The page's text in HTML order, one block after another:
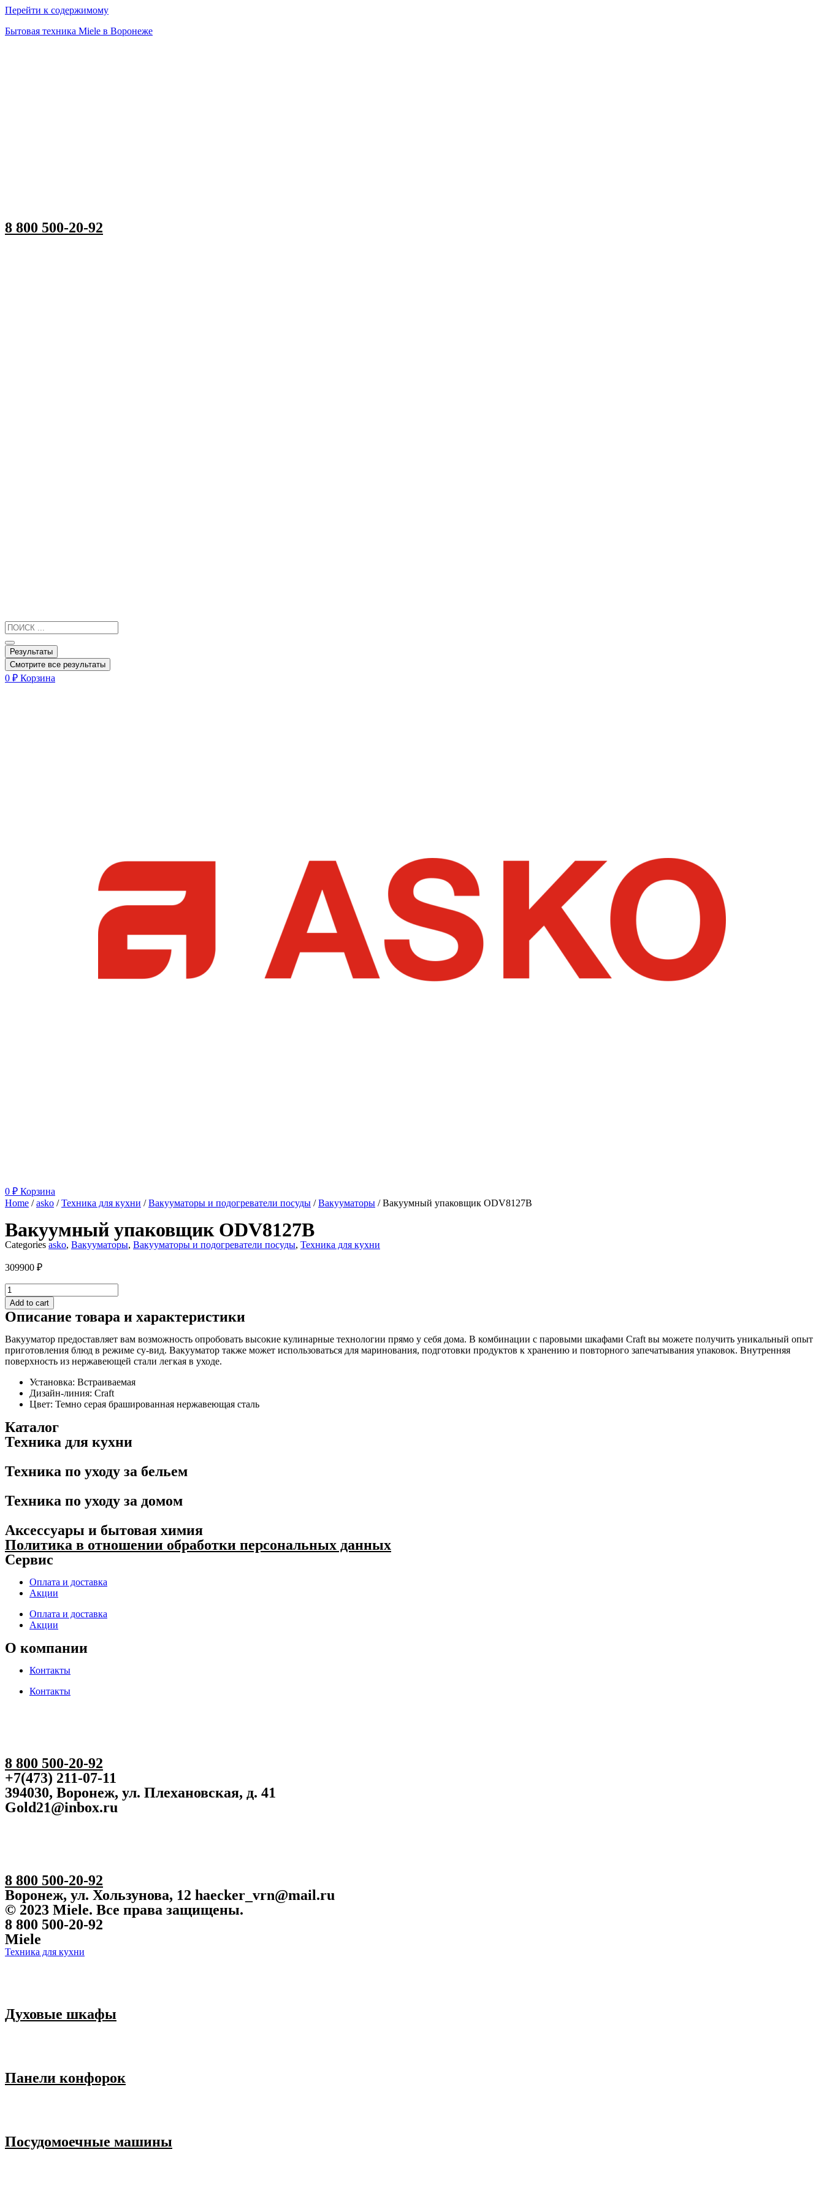
Перейти к содержимому
Бытовая техника Miele в Воронеже
8 800 500-20-92
Результаты
Смотрите все результаты
0 ₽ Корзина
0 ₽ Корзина
Home /asko /Техника для кухни /Вакууматоры и подогреватели посуды /Вакууматоры / Вакуумный упаковщик ODV8127B
Вакуумный упаковщик ODV8127B
Categories asko, Вакууматоры, Вакууматоры и подогреватели посуды, Техника для кухни
309900 ₽
Вакуумный
упаковщик
ODV8127B
quantity
Add to cart
Описание товара и характеристики
Вакууматор предоставляет вам возможность опробовать высокие кулинарные технологии прямо у себя дома. В комбинации с паровыми шкафами Craft вы можете получить уникальный опыт
приготовления блюд в режиме су-вид. Вакууматор также может использоваться для маринования, подготовки продуктов к хранению и повторного запечатывания упаковок. Внутренняя
поверхность из нержавеющей стали легкая в уходе.
Установка: Встраиваемая
Дизайн-линия: Craft
Цвет: Темно серая брашированная нержавеющая сталь
Каталог
Техника для кухни
Техника по уходу за бельем
Техника по уходу за домом
Аксессуары и бытовая химия
Политика в отношении обработки персональных данных
Сервис
Оплата и доставка
Акции
Оплата и доставка
Акции
О компании
Контакты
Контакты
8 800 500-20-92
+7(473) 211-07-11
394030, Воронеж, ул. Плехановская, д. 41
Gold21@inbox.ru
8 800 500-20-92
Воронеж, ул. Хользунова, 12 haecker_vrn@mail.ru
© 2023 Miele. Все права защищены.
8 800 500-20-92
Miele
Техника для кухни
Духовые шкафы
Панели конфорок
Посудомоечные машины